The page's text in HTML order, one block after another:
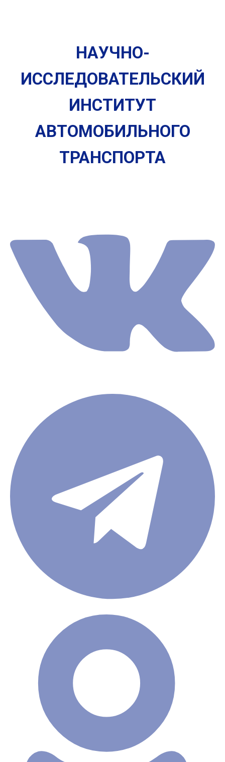
НАУЧНО-
ИССЛЕДОВАТЕЛЬСКИЙ
ИНСТИТУТ
АВТОМОБИЛЬНОГО
ТРАНСПОРТА